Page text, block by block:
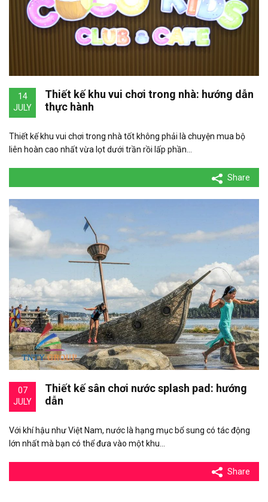
14
JULY
Thiết kế khu vui chơi trong nhà: hướng dẫn
thực hành
Thiết kế khu vui chơi trong nhà tốt không phải là chuyện mua bộ
liên hoàn cao nhất vừa lọt dưới trần rồi lấp phần…
Share
07
JULY
Thiết kế sân chơi nước splash pad: hướng
dẫn
Với khí hậu như Việt Nam, nước là hạng mục bổ sung có tác động
lớn nhất mà bạn có thể đưa vào một khu…
Share